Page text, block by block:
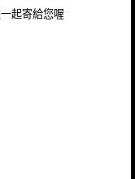
起寄給您喔